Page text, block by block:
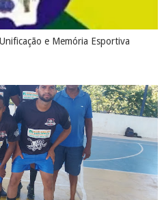
e Memória Esportiva